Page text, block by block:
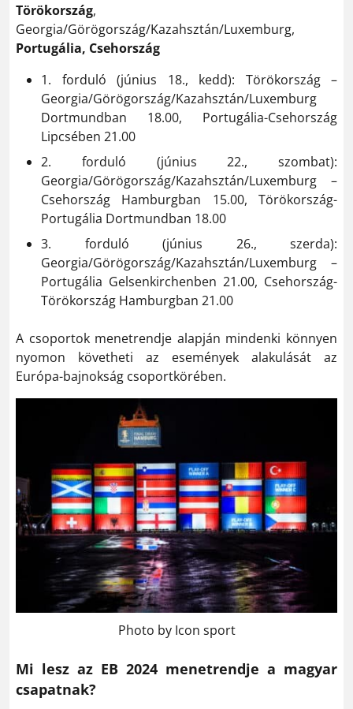
Törökország,
Georgia/Görögország/Kazahsztán/Luxemburg,
Portugália, Csehország
1. forduló (június 18., kedd): Törökország –
Georgia/Görögország/Kazahsztán/Luxemburg
Dortmundban 18.00, Portugália-Csehország
Lipcsében 21.00
2. forduló (június 22., szombat):
Georgia/Görögország/Kazahsztán/Luxemburg –
Csehország Hamburgban 15.00, Törökország-
Portugália Dortmundban 18.00
3. forduló (június 26., szerda):
Georgia/Görögország/Kazahsztán/Luxemburg –
Portugália Gelsenkirchenben 21.00, Csehország-
Törökország Hamburgban 21.00
A csoportok menetrendje alapján mindenki könnyen
nyomon követheti az események alakulását az
Európa-bajnokság csoportkörében.
Photo by Icon sport
Mi lesz az EB 2024 menetrendje a magyar
csapatnak?